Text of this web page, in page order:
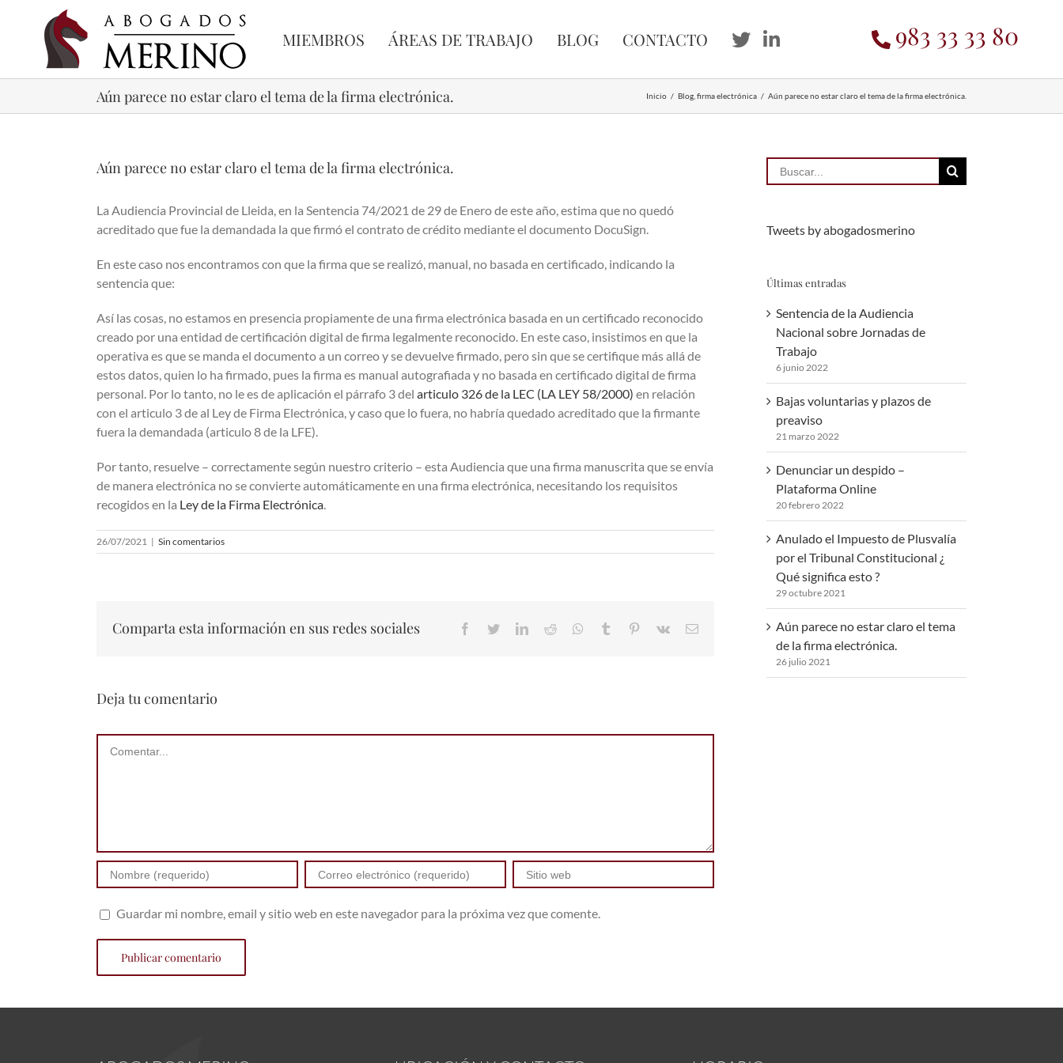
MIEMBROS ÁREAS DE TRABAJO BLOG CONTACTO 983 33 33 80
Aún parece no estar claro el tema de la firma electrónica. Inicio / Blog firma electrónica / Aún parece no estar claro el tema de la firma electrónica.
Aún parece no estar claro el tema de la firma electrónica.
La Audiencia Provincial de Lleida, en la Sentencia 74/2021 de 29 de Enero de este año, estima que no quedó
acreditado que fue la demandada la que firmó el contrato de crédito mediante el documento DocuSign.
En este caso nos encontramos con que la firma que se realizó, manual, no basada en certificado, indicando la
sentencia que:
Así las cosas, no estamos en presencia propiamente de una firma electrónica basada en un certificado reconocido
creado por una entidad de certificación digital de firma legalmente reconocido. En este caso, insistimos en que la
operativa es que se manda el documento a un correo y se devuelve firmado, pero sin que se certifique más allá de
estos datos, quien lo ha firmado, pues la firma es manual autografiada y no basada en certificado digital de firma
personal. Por lo tanto, no le es de aplicación el párrafo 3 del articulo 326 de la LEC (LA LEY 58/2000) en relación
con el articulo 3 de al Ley de Firma Electrónica, y caso que lo fuera, no habría quedado acreditado que la firmante
fuera la demandada (articulo 8 de la LFE).
Por tanto, resuelve – correctamente según nuestro criterio – esta Audiencia que una firma manuscrita que se envía
de manera electrónica no se convierte automáticamente en una firma electrónica, necesitando los requisitos
recogidos en la Ley de la Firma Electrónica.
26/07/2021 | Sin comentarios
Comparta esta información en sus redes sociales Facebook
TwitterLinkedIn
Reddit Whatsapp
Tumblr Pinterest
Vk Email
Deja tu comentario
Guardar mi nombre, email y sitio web en este navegador para la próxima vez que comente.
Buscar:
Tweets by abogadosmerino
Últimas entradas
Sentencia de la Audiencia
Nacional sobre Jornadas de
Trabajo
6 junio 2022
Bajas voluntarias y plazos de
preaviso
21 marzo 2022
Denunciar un despido –
Plataforma Online
20 febrero 2022
Anulado el Impuesto de Plusvalía
por el Tribunal Constitucional ¿
Qué significa esto ?
29 octubre 2021
Aún parece no estar claro el tema
de la firma electrónica.
26 julio 2021